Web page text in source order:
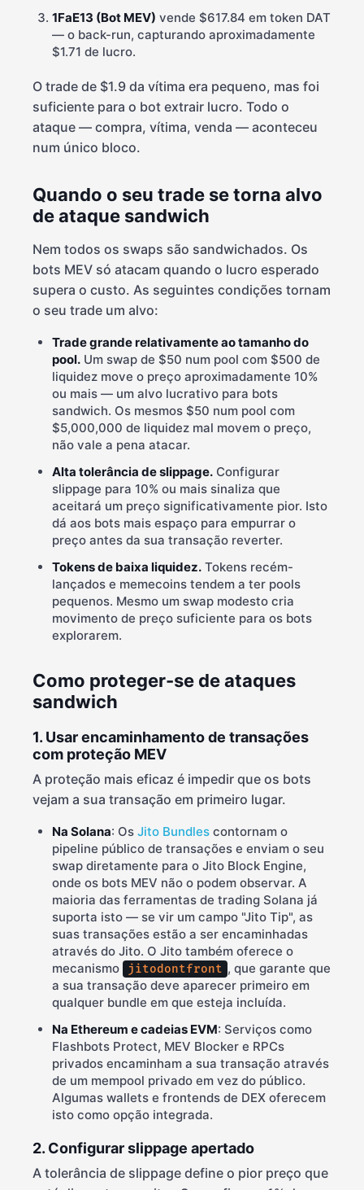
1FaE13 (Bot MEV) vende $617.84 em token DAT
— o back-run, capturando aproximadamente
$1.71 de lucro.
O trade de $1.9 da vítima era pequeno, mas foi
suficiente para o bot extrair lucro. Todo o
ataque — compra, vítima, venda — aconteceu
num único bloco.
Quando o seu trade se torna alvo
de ataque sandwich
Nem todos os swaps são sandwichados. Os
bots MEV só atacam quando o lucro esperado
supera o custo. As seguintes condições tornam
o seu trade um alvo:
Trade grande relativamente ao tamanho do
pool. Um swap de $50 num pool com $500 de
liquidez move o preço aproximadamente 10%
ou mais — um alvo lucrativo para bots
sandwich. Os mesmos $50 num pool com
$5,000,000 de liquidez mal movem o preço,
não vale a pena atacar.
Alta tolerância de slippage. Configurar
slippage para 10% ou mais sinaliza que
aceitará um preço significativamente pior. Isto
dá aos bots mais espaço para empurrar o
preço antes da sua transação reverter.
Tokens de baixa liquidez. Tokens recém-
lançados e memecoins tendem a ter pools
pequenos. Mesmo um swap modesto cria
movimento de preço suficiente para os bots
explorarem.
Como proteger-se de ataques
sandwich
1. Usar encaminhamento de transações
com proteção MEV
A proteção mais eficaz é impedir que os bots
vejam a sua transação em primeiro lugar.
Na Solana: Os Jito Bundles contornam o
pipeline público de transações e enviam o seu
swap diretamente para o Jito Block Engine,
onde os bots MEV não o podem observar. A
maioria das ferramentas de trading Solana já
suporta isto — se vir um campo "Jito Tip", as
suas transações estão a ser encaminhadas
através do Jito. O Jito também oferece o
mecanismo
jitodontfront , que garante que
a sua transação deve aparecer primeiro em
qualquer bundle em que esteja incluída.
Na Ethereum e cadeias EVM: Serviços como
Flashbots Protect, MEV Blocker e RPCs
privados encaminham a sua transação através
de um mempool privado em vez do público.
Algumas wallets e frontends de DEX oferecem
isto como opção integrada.
2. Configurar slippage apertado
A tolerância de slippage define o pior preço que